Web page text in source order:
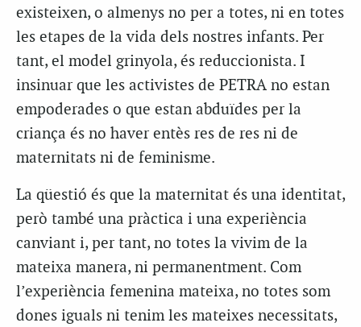
existeixen, o almenys no per a totes, ni en totes
les etapes de la vida dels nostres infants. Per
tant, el model grinyola, és reduccionista. I
insinuar que les activistes de PETRA no estan
empoderades o que estan abduïdes per la
criança és no haver entès res de res ni de
maternitats ni de feminisme.
La qüestió és que la maternitat és una identitat,
però també una pràctica i una experiència
canviant i, per tant, no totes la vivim de la
mateixa manera, ni permanentment. Com
l’experiència femenina mateixa, no totes som
dones iguals ni tenim les mateixes necessitats,